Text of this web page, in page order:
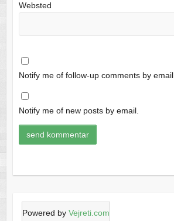
Websted
Notify me of follow-up comments by email.
Notify me of new posts by email.
Powered by Vejreti.com